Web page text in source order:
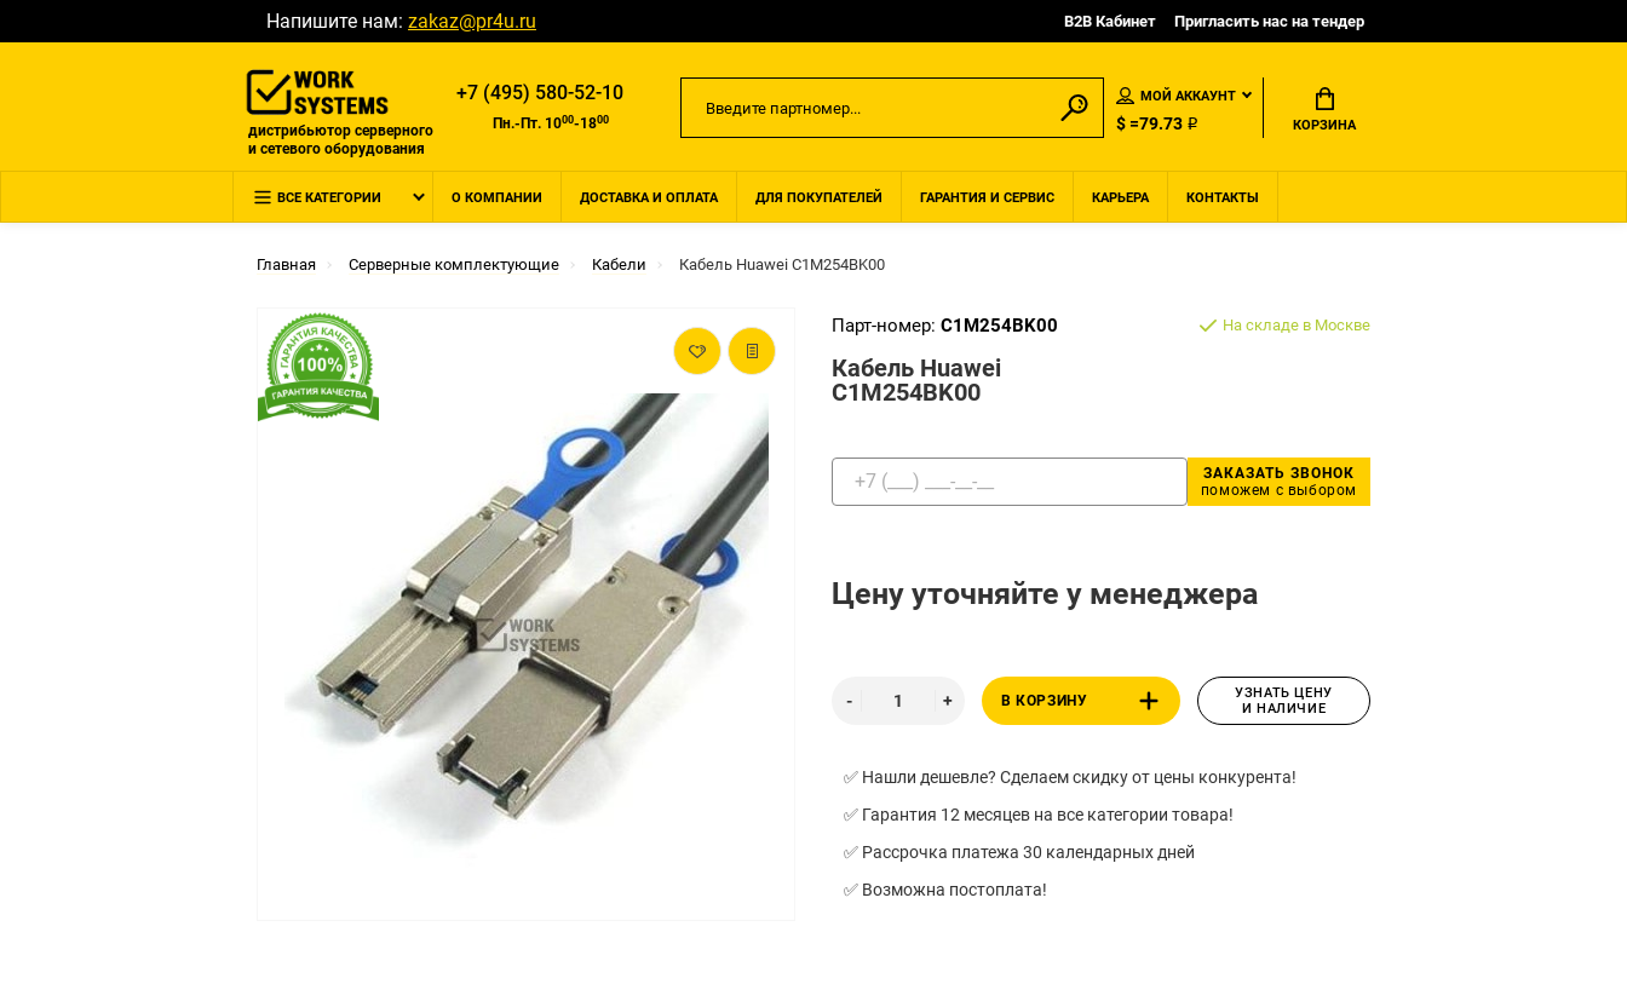
Напишите нам: zakaz@pr4u.ru B2B Кабинет Пригласить нас на тендер
дистрибьютор серверного
и сетевого оборудования
+7 (495) 580-52-10
Пн.-Пт. 1000-1800
МОЙ АККАУНТ
$ =79.73 ₽ КОРЗИНА
ВСЕ КАТЕГОРИИ О КОМПАНИИ ДОСТАВКА И ОПЛАТА ДЛЯ ПОКУПАТЕЛЕЙ ГАРАНТИЯ И СЕРВИС КАРЬЕРА КОНТАКТЫ
Главная Серверные комплектующие Кабели Кабель Huawei C1M254BK00
Парт-номер: C1M254BK00
Кабель Huawei
C1M254BK00
На складе в Москве
ЗАКАЗАТЬ ЗВОНОК
поможем с выбором
Цену уточняйте у менеджера
В КОРЗИНУ
УЗНАТЬ ЦЕНУ
И НАЛИЧИЕ
✅ Нашли дешевле? Сделаем скидку от цены конкурента!
✅ Гарантия 12 месяцев на все категории товара!
✅ Рассрочка платежа 30 календарных дней
✅ Возможна постоплата!